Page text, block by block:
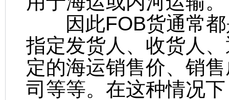
因此FOB货通常都
指定发货人、收货人
定的海运销售价、销
司等等。在这种情况